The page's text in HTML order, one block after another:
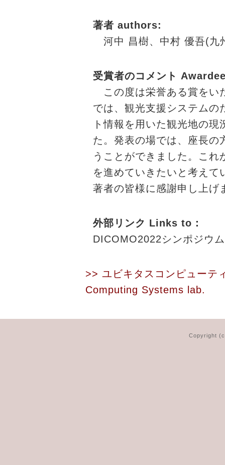
著者 authors:
河中 昌樹、中村 優吾(九
受賞者のコメント
この度は栄誉ある賞をい
では、観光支援システムの
ト情報を用いた観光地の
た。発表の場では、座長の
うことができました。こ
を進めていきたいと考えて
著者の皆様に感謝申し上げ
外部リンク Links to：
DICOMO2022シンポジ
>> ユビキタスコンピューテ
Computing Systems lab.
Copyright